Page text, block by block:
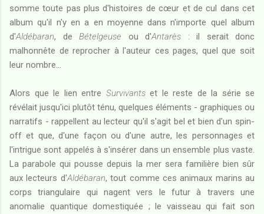
somme toute pas plus d'histoires de cœur et de cul dans cet
album qu'il n'y en a en moyenne dans n'importe quel album
d'Aldébaran, de Bételgeuse ou d'Antarès : il serait donc
malhonnête de reprocher à l'auteur ces pages, quel que soit
leur nombre...
Alors que le lien entre Survivantset le reste de la série se
révélait jusqu'ici plutôt ténu, quelques éléments - graphiques ou
narratifs - rappellent au lecteur qu'il s'agit bel et bien d'un spin-
off et que, d'une façon ou d'une autre, les personnages et
l'intrigue sont appelés à s'insérer dans un ensemble plus vaste.
La parabole qui pousse depuis la mer sera familière bien sûr
aux lecteurs d'Aldébaran, tout comme ces animaux marins au
corps triangulaire qui nagent vers le futur à travers une
anomalie quantique domestiquée ; le vaisseau qui fait son